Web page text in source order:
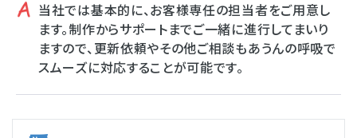
当社では基本的に、お客様専任の担当者をご用意し
ます。制作からサポートまでご一緒に進行してまいり
ますので、更新依頼やその他ご相談もあうんの呼吸で
スムーズに対応することが可能です。